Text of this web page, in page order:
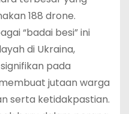
188 drone.
“badai besi” ini
di Ukraina,
pada
jutaan warga
serta ketidakpastian.